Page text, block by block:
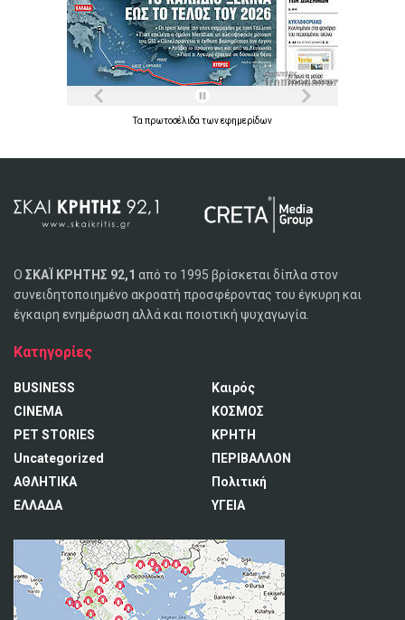
Τα πρωτοσέλιδα τωνεφημερίδων
Ο ΣΚΑΪ ΚΡΗΤΗΣ 92,1 από το 1995 βρίσκεται δίπλα στον
συνειδητοποιημένο ακροατή προσφέροντας του έγκυρη και
έγκαιρη ενημέρωση αλλά και ποιοτική ψυχαγωγία.
Κατηγορίες
BUSINESS
CINEMA
PET STORIES
Uncategorized
ΑΘΛΗΤΙΚΑ
ΕΛΛΑΔΑ
Καιρός
ΚΟΣΜΟΣ
ΚΡΗΤΗ
ΠΕΡΙΒΑΛΛΟΝ
Πολιτική
ΥΓΕΙΑ